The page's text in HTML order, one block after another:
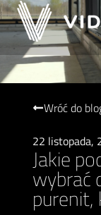
Wróć do
22 listopada,
Jakie
wybrać
purenit,